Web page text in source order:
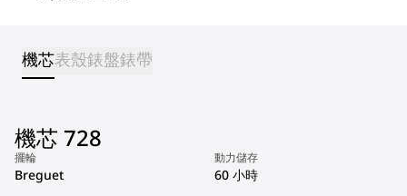
機芯表殼錶盤錶帶
機芯 728
擺輪
Breguet
動力儲存
60 小時